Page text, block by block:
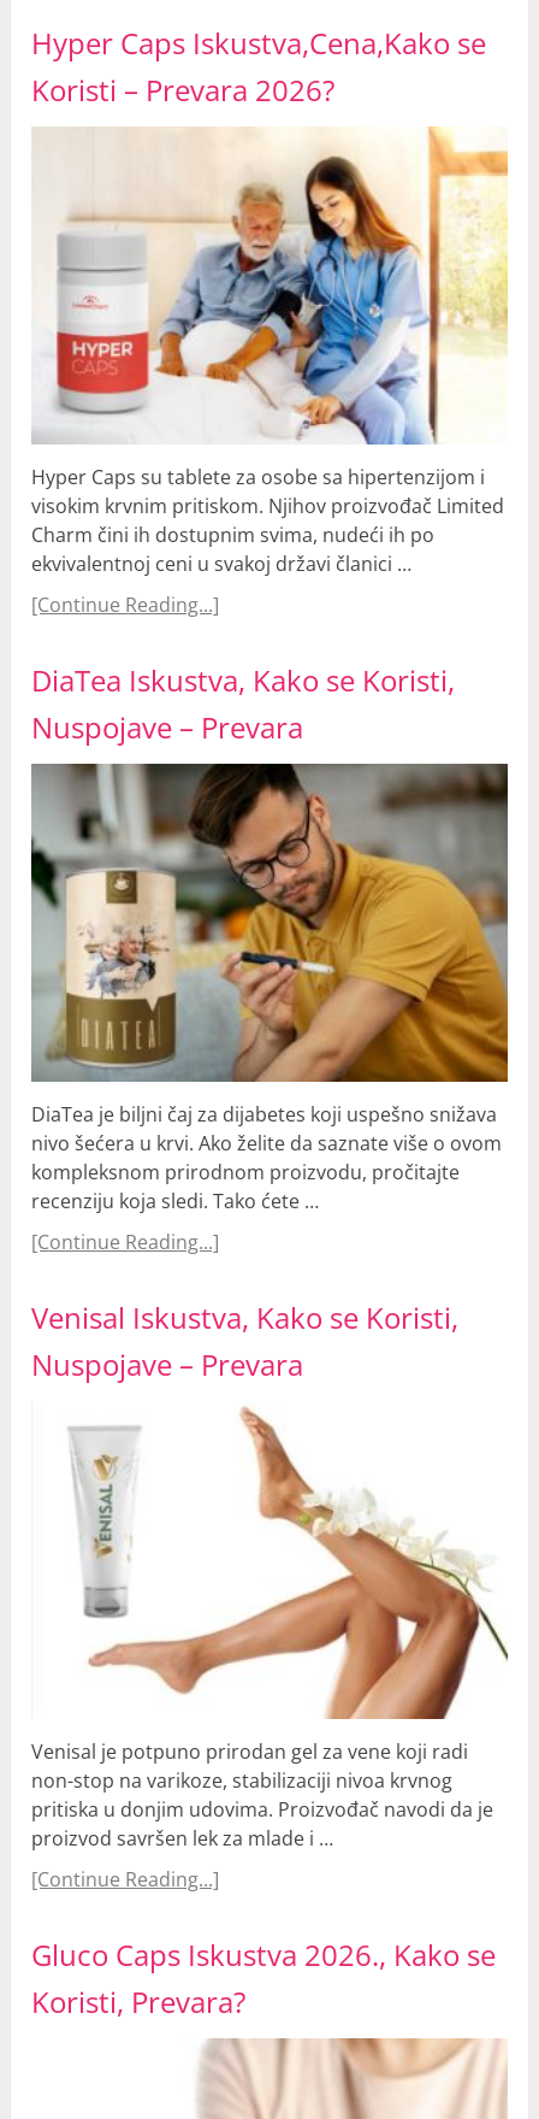
Hyper Caps Iskustva,Cena,Kako se
Koristi – Prevara 2026?
Hyper Caps su tablete za osobe sa hipertenzijom i
visokim krvnim pritiskom. Njihov proizvođač Limited
Charm čini ih dostupnim svima, nudeći ih po
ekvivalentnoj ceni u svakoj državi članici …
[Continue Reading...]
DiaTea Iskustva, Kako se Koristi,
Nuspojave – Prevara
DiaTea je biljni čaj za dijabetes koji uspešno snižava
nivo šećera u krvi. Ako želite da saznate više o ovom
kompleksnom prirodnom proizvodu, pročitajte
recenziju koja sledi. Tako ćete …
[Continue Reading...]
Venisal Iskustva, Kako se Koristi,
Nuspojave – Prevara
Venisal je potpuno prirodan gel za vene koji radi
non-stop na varikoze, stabilizaciji nivoa krvnog
pritiska u donjim udovima. Proizvođač navodi da je
proizvod savršen lek za mlade i …
[Continue Reading...]
Gluco Caps Iskustva 2026., Kako se
Koristi, Prevara?